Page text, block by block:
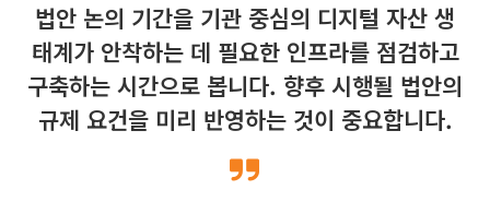
법안 논의 기간을 기관 중심의 디지털 자산 생
태계가 안착하는 데 필요한 인프라를 점검하고
구축하는 시간으로 봅니다. 향후 시행될 법안의
규제 요건을 미리 반영하는 것이 중요합니다.